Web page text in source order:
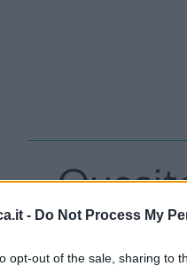
- Do Not Process My
opt-out of the sale, sharing to